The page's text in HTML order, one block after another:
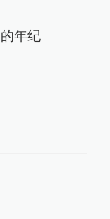
年纪